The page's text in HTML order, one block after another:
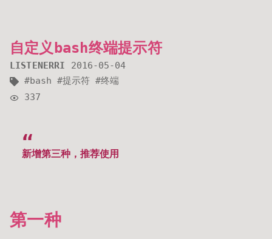
自定义bash终端提示符
LISTENERRI
2016-05-04
bash
提示符
终端
337
新增第三种，推荐使用
第一种